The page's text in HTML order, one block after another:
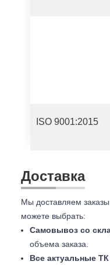
ISO 9001:2015
Доставка
Мы доставляем
можете выбрать:
Самовывоз со
объема заказа.
Все актуальные ТК